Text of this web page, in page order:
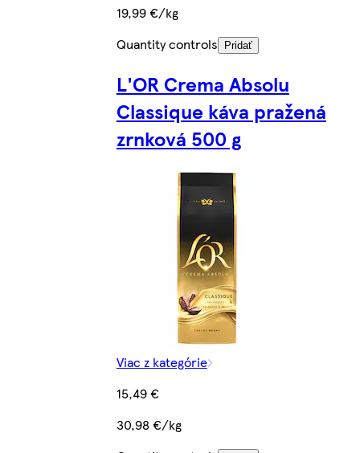
19,99 €/kg
Quantity controls
Pridať
L'OR Crema Absolu
Classique káva pražená
zrnková 500 g
Viac z kategórie
15,49 €
30,98 €/kg